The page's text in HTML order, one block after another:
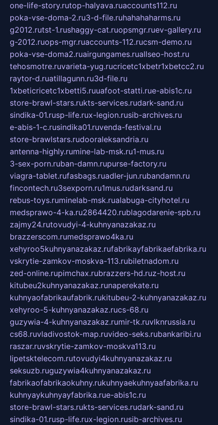
one-life-story.rutop-halyava.ruaccounts112.ru
poka-vse-doma-2.ru3-d-file.ruhahahaharms.ru
g2012.rutst-1.rushaggy-cat.ruopsmgr.ruev-gallery.ru
g-2012.ruops-mgr.ruaccounts-112.rucsm-demo.ru
poka-vse-doma2.ruairgungames.ruallseo-host.ru
tehosmotre.ruvarieta-yug.rucricetc1xbetr1xbetcc2.ru
raytor-d.ruatillagunn.ru3d-file.ru
1xbeticricetc1xbetti5.ruuafoot-statti.rue-abis1c.ru
store-brawl-stars.rukts-services.rudark-sand.ru
sindika-01.rusp-life.rux-legion.rusib-archives.ru
e-abis-1-c.rusindika01.ruvenda-festival.ru
store-brawlstars.rudooraleksandria.ru
antenna-highly.rumine-lab-msk.ru1-mus.ru
3-sex-porn.ruban-damn.rupurse-factory.ru
viagra-tablet.rufasbags.ruadler-jun.rubandamn.ru
fincontech.ru3sexporn.ru1mus.rudarksand.ru
rebus-toys.ruminelab-msk.rualabuga-cityhotel.ru
medsprawo-4-ka.ru2864420.rublagodarenie-spb.ru
zajmy24.rutovudyi-4-kuhnyanazakaz.ru
brazzerscom.rumedsprawo4ka.ru
xehyroo5kuhnyanazakaz.rufabrikayfabrikaefabrika.ru
vskrytie-zamkov-moskva-113.rubiletnadom.ru
zed-online.rupimchax.rubrazzers-hd.ruz-host.ru
kitubeu2kuhnyanazakaz.runaperekate.ru
kuhnyaofabrikaufabrik.rukitubeu-2-kuhnyanazakaz.ru
xehyroo-5-kuhnyanazakaz.rucs-68.ru
guzywia-4-kuhnyanazakaz.rumir-tk.ruvlknrussia.ru
cs68.ruvladivostok-map.ruvideo-seks.rubankaribi.ru
raszar.ruvskrytie-zamkov-moskva113.ru
lipetsktelecom.rutovudyi4kuhnyanazakaz.ru
seksuzb.ruguzywia4kuhnyanazakaz.ru
fabrikaofabrikaokuhny.rukuhnyaekuhnyaafabrika.ru
kuhnyaykuhnyayfabrika.rue-abis1c.ru
store-brawl-stars.rukts-services.rudark-sand.ru
sindika-01.rusp-life.rux-legion.rusib-archives.ru